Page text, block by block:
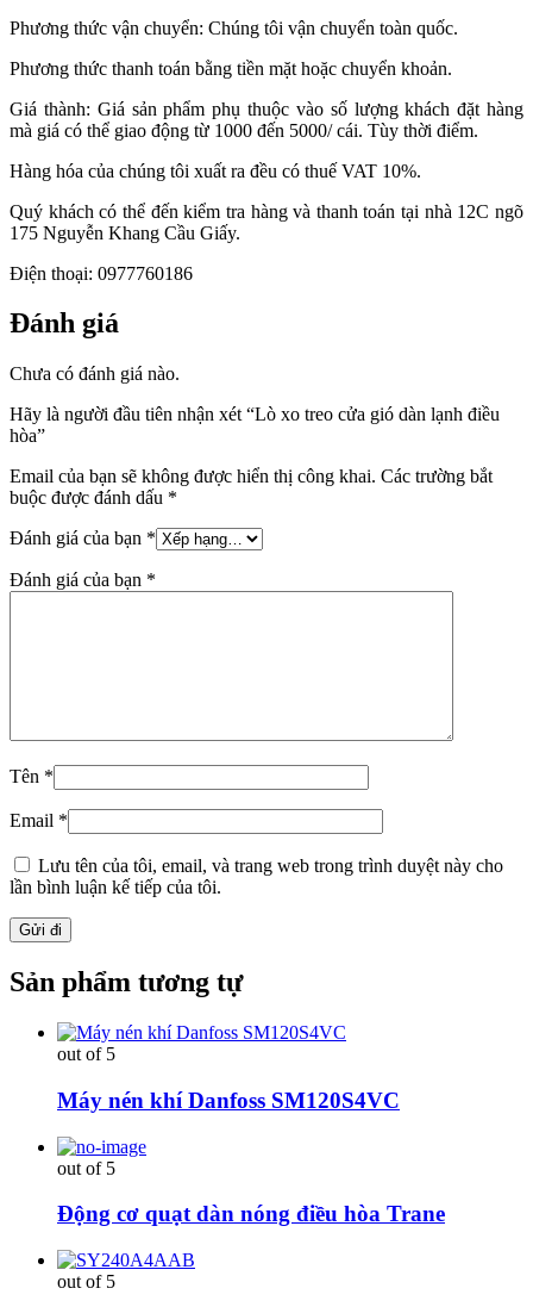
Phương thức vận chuyển: Chúng tôi vận chuyển toàn quốc.
Phương thức thanh toán bằng tiền mặt hoặc chuyển khoản.
Giá thành: Giá sản phẩm phụ thuộc vào số lượng khách đặt hàng
mà giá có thể giao động từ 1000 đến 5000/ cái. Tùy thời điểm.
Hàng hóa của chúng tôi xuất ra đều có thuế VAT 10%.
Quý khách có thể đến kiểm tra hàng và thanh toán tại nhà 12C ngõ
175 Nguyễn Khang Cầu Giấy.
Điện thoại: 0977760186
Đánh giá
Chưa có đánh giá nào.
Hãy là người đầu tiên nhận xét “Lò xo treo cửa gió dàn lạnh điều
hòa”
Email của bạn sẽ không được hiển thị công khai. Các trường bắt
buộc được đánh dấu *
Đánh giá của bạn *
Đánh giá của bạn *
Tên *
Email *
Lưu tên của tôi, email, và trang web trong trình duyệt này cho
lần bình luận kế tiếp của tôi.
Sản phẩm tương tự
out of 5
Máy nén khí Danfoss SM120S4VC
out of 5
Động cơ quạt dàn nóng điều hòa Trane
out of 5